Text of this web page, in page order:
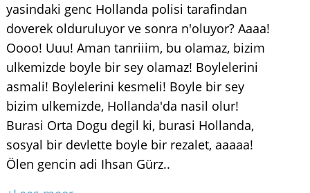
yasindaki genc Hollanda polisi tarafindan
doverek olduruluyor ve sonra n'oluyor? Aaaa!
Oooo! Uuu! Aman tanriiim, bu olamaz, bizim
ulkemizde boyle bir sey olamaz! Boylelerini
asmali! Boylelerini kesmeli! Boyle bir sey
bizim ulkemizde, Hollanda'da nasil olur!
Burasi Orta Dogu degil ki, burasi Hollanda,
sosyal bir devlette boyle bir rezalet, aaaaa!
Ölen gencin adi Ihsan Gürz..